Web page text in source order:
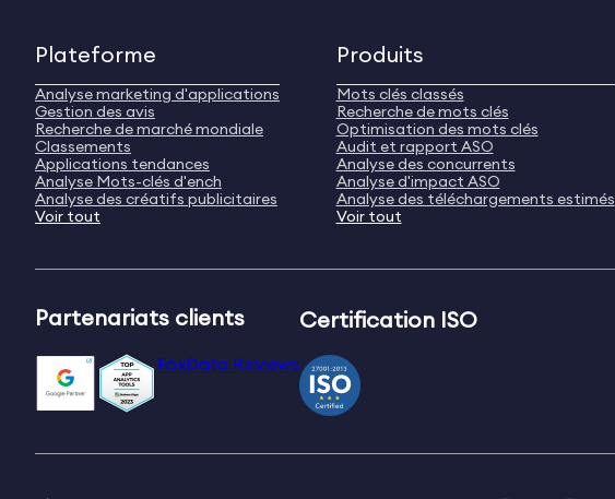
Plateforme
Analyse marketing d'applications
Gestion des avis
Recherche de marché mondiale
Classements
Applications tendances
Analyse Mots-clés d'ench
Analyse des créatifs publicitaires
Voir tout
Produits
Mots clés classés
Recherche de mots clés
Optimisation des mots clés
Audit et rapport ASO
Analyse des concurrents
Analyse d'impact ASO
Analyse des téléchargements estimés
Voir tout
Partenariats clients
FoxData Reviews
Certification ISO